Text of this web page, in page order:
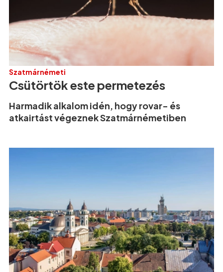
Szatmárnémeti
Csütörtök este permetezés
Harmadik alkalom idén, hogy rovar- és
atkairtást végeznek Szatmárnémetiben